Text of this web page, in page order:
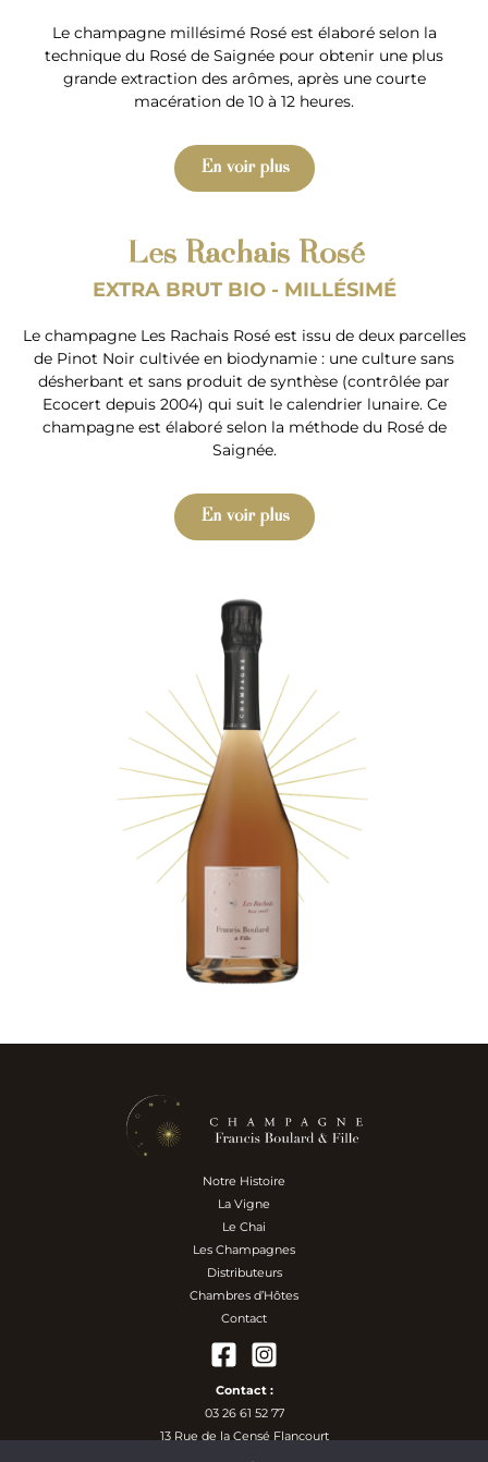
Le champagne millésimé Rosé est élaboré selon la
technique du Rosé de Saignée pour obtenir une plus
grande extraction des arômes, après une courte
macération de 10 à 12 heures.
En voir plus
Les Rachais Rosé
EXTRA BRUT BIO - MILLÉSIMÉ
Le champagne Les Rachais Rosé est issu de deux parcelles
de Pinot Noir cultivée en biodynamie : une culture sans
désherbant et sans produit de synthèse (contrôlée par
Ecocert depuis 2004) qui suit le calendrier lunaire. Ce
champagne est élaboré selon la méthode du Rosé de
Saignée.
En voir plus
Notre Histoire
La Vigne
Le Chai
Les Champagnes
Distributeurs
Chambres d’Hôtes
Contact
Contact :
03 26 61 52 77
13 Rue de la Censé Flancourt
51170 Faverolles-et-Coëmy